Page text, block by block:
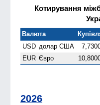
Котирування
Валюта
USD долар США
EUR Євро
2026